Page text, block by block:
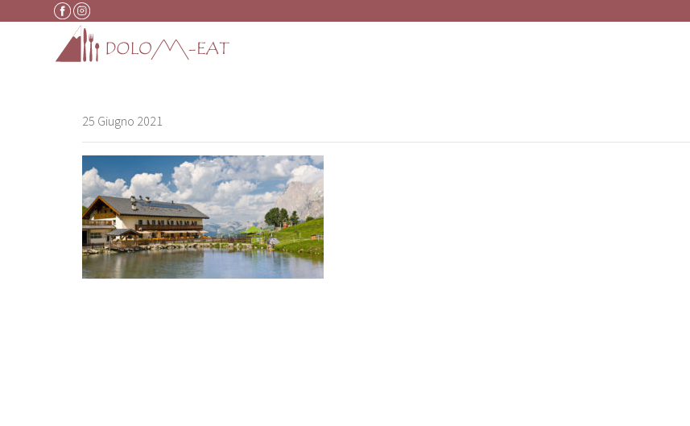
Vai al contenuto
25 Giugno 2021